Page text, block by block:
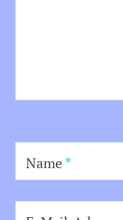
Name *